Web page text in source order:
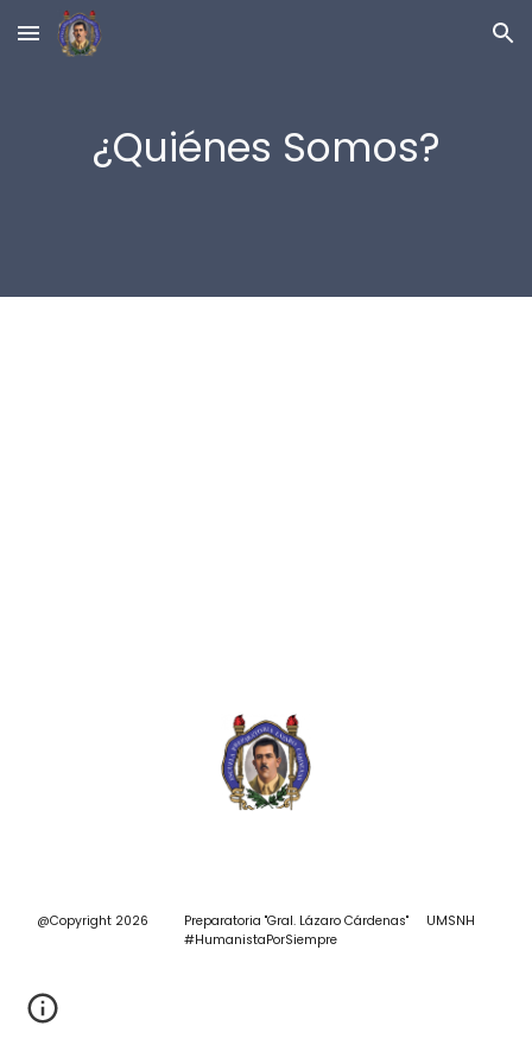
Skip to main content Skip to navigation
¿Quiénes Somos?
@Copyright 2026 Preparatoria "Gral. Lázaro Cárdenas"UMSNH
#HumanistaPorSiempre